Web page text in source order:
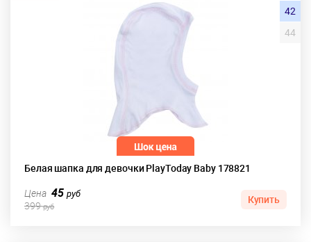
Белая шапка для девочки PlayToday Baby 178821
42
44
Цена 45руб
399руб
Купить